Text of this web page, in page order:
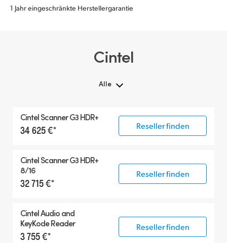
1 Jahr eingeschränkte Herstellergarantie
Cintel
Alle
Cintel Scanner G3 HDR+
34 625 €* Reseller finden
Cintel Scanner G3 HDR+
8/16
32 715 €*
Reseller finden
Cintel Audio and
KeyKode Reader
3 755 €*
Reseller finden